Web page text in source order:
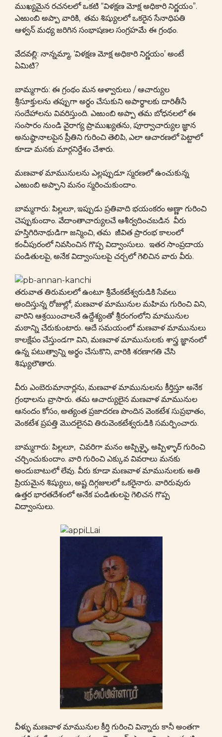
ముఖ్యమైన రచనలలో ఒకటి “విళక్షణ మోక్ష అధికారి నిర్ణయం”.
ఎఱుంబి అప్పా వారికి, తమ శిష్యులలో ఒకరైన సేనాధిపతి
ఆళ్వన్ మధ్య జరిగిన సంభాషణల సంగ్రహమే ఈ గ్రంథం.
వేదవల్లి: నాన్నమ్మా, ‘విళక్షణ మోక్ష అధికారి నిర్ణయం’ అంటే
ఏమిటి?
బామ్మగారు: ఈ గ్రంథం మన ఆళ్వారులు / ఆచార్యుల
శ్రీసూక్తులను తప్పుగా అర్థం చేసుకుని అపార్థాలకు దారితీసే
సందేహాలను వివరిస్తుంది. ఎఱుంబి అప్పా తమ బోధనలలో ఈ
సంసారం నుండి వైరాగ్య ప్రాముఖ్యతను, పూర్వాచార్యుల జ్ఞాన
అనుష్ఠానాలపైన ప్రీతిని గురించి తెలిపి, ఎలా ఆచారణలో పెట్టాలో
కూడా మనకు మార్గనిర్దేశం చేశారు.
మణవాళ మామునులను ఎల్లప్పుడూ స్మరణలో ఉంచుకున్న
ఎఱుంబి అప్పాని మనం స్మరించుకుందాం.
బామ్మగారు: పిల్లలూ, ఇప్పుడు ప్రతివాది భయంకరం అణ్ణా గురించి
చెప్పుకుందాం. వేదాంతాచార్యులచే ఆశీర్వదించబడిన వీరు
హస్తిగిరినాథుడిగా జన్మించి, తమ జీవిత ప్రారంభ కాలంలో
కంచీపురంలో నివసించిన గొప్ప విద్వాంసులు. ఇతర సాంప్రదాయ
పండితులపై, అనేక విద్వాంసులపై చర్చలో గెలిచిన వారు వీరు.
తరువాత తిరుమలలో ఉంటూ శ్రీవేంకటేశ్వరుడికి సేవలు
అందిస్తున్న రోజుల్లో, మణవాళ మామునుల మహిమ గురించి విని,
వారిని ఆశ్రయించాలనే ఉద్దేశ్యంతో శ్రీరంగంలోని మామునుల
మఠాన్ని చేరుకుంటారు. ఆదే సమయంలో మణవాళ మామునులు
కాలక్షేపం చేస్తుండగా విని, మణవాళ మామునులకు శాస్త్ర జ్ఞానంలో
ఉన్న పటుత్వాన్ని అర్థం చేసుకొని, వారికి శరణాగతి చేసి
శిష్యులౌతారు.
వీరు ఎంబెరుమానార్లను, మణవాళ మామునులను కీర్తిస్తూ అనేక
గ్రంథాలను వ్రాసారు. తమ ఆచార్యులైన మణవాళ మామునుల
ఆనందం కోసం, అత్యంత ప్రజాదరణ పొందిన వెంకటేశ సుప్రభాతం,
వెంకటేశ ప్రపత్తి మొదలైనవి తిరువెంకటేశ్వరుడికి సమర్పించారు.
బామ్మగారు: పిల్లలూ, చివరిగా మనం అప్పిళ్ళై, అప్పిళ్ళార్ గురించి
చర్చించుకుందాం. వారి గురించి ఎక్కువ వివరాలు మనకు
అందుబాటులో లేవు. వీరు కూడా మణవాళ మామునులకు అతి
ప్రియమైన శిష్యులు, అష్ట దిగ్గజులలో ఒకరైనారు. వారిరువురు
ఉత్తర భారతదేశంలో అనేక పండితులపై గెలిచన గొప్ప
విద్వాంసులు.
వీళ్ళు మణవాళ మామునుల కీర్తి గురించి విన్నారు కానీ అంతగా